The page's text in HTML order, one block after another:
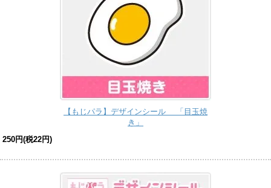
【もじパラ】デザインシール 「目玉焼
き」
250円(税22円)